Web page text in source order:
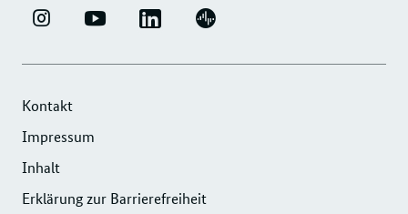
ERFOLGSFAKTOR
INSTAGRAM
UND
VIDEOS
YOUTUBE LINKEDIN
UNTERNEHMENSNETZWERK
SERVICE
PODIGEE
SERVICE
Kontakt
Impressum
Inhalt
Erklärung zur Barrierefreiheit